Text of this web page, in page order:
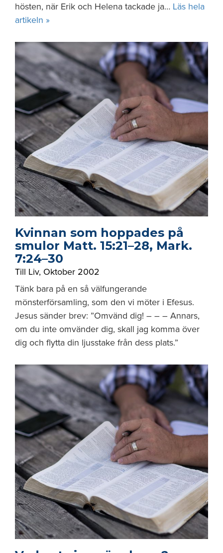
hösten, när Erik och Helena tackade ja… Läs hela
artikeln »
Kvinnan som hoppades på
smulor Matt. 15:21–28, Mark.
7:24–30
Till Liv, Oktober 2002
Tänk bara på en så välfungerande
mönsterförsamling, som den vi möter i Efesus.
Jesus sänder brev: ”Omvänd dig! – – – Annars,
om du inte omvänder dig, skall jag komma över
dig och flytta din ljusstake från dess plats.”